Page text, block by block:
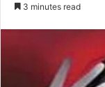
3 minutes read